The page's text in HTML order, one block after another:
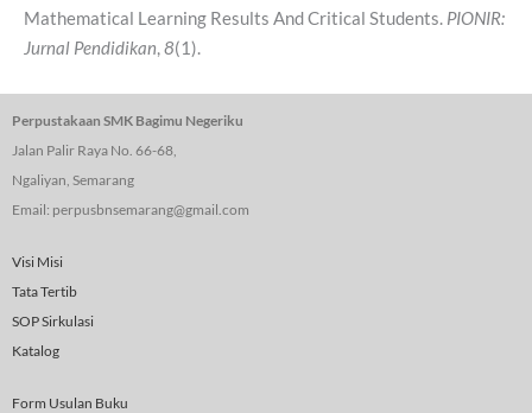
Mathematical Learning Results And Critical Students. PIONIR:
Jurnal Pendidikan,8(1).
Perpustakaan SMK Bagimu Negeriku
Jalan Palir Raya No. 66-68,
Ngaliyan, Semarang
Email: perpusbnsemarang@gmail.com
Visi Misi
Tata Tertib
SOP Sirkulasi
Katalog
Form Usulan Buku